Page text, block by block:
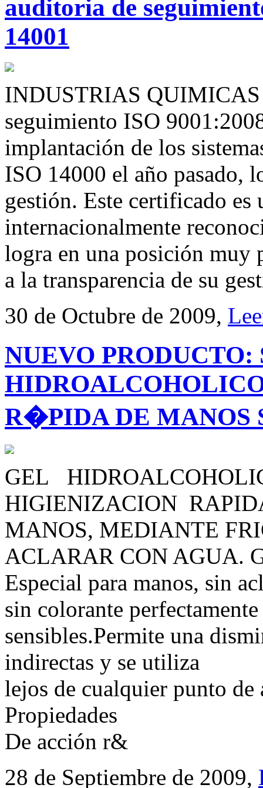
auditoria de
14001
INDUSTRIAS QUIMICAS
seguimiento ISO
implantación de los
ISO 14000 el año pasado,
gestión. Este certificado es
internacionalmente
logra en una posición muy
a la transparencia de su
30 de Octubre de 2009,
NUEVO
R�PIDA DE MANOS
GEL
HIGIENIZACION
MANOS, MEDIANTE
ACLARAR CON AGUA.
Especial para manos, sin
sin colorante
sensibles.Permite una
indirectas y se utiliza
lejos de cualquier punto de
Propiedades
De acción r&
28 de Septiembre de 2009,